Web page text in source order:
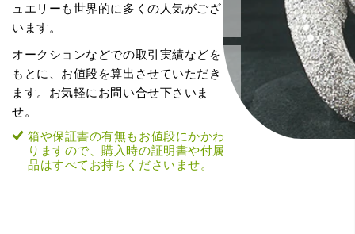
ュエリーも世界的に多くの人気がござ
います。
オークションなどでの取引実績などを
もとに、お値段を算出させていただき
ます。お気軽にお問い合せ下さいま
せ。
箱や保証書の有無もお値段にかかわ
りますので、購入時の証明書や付属
品はすべてお持ちくださいませ。